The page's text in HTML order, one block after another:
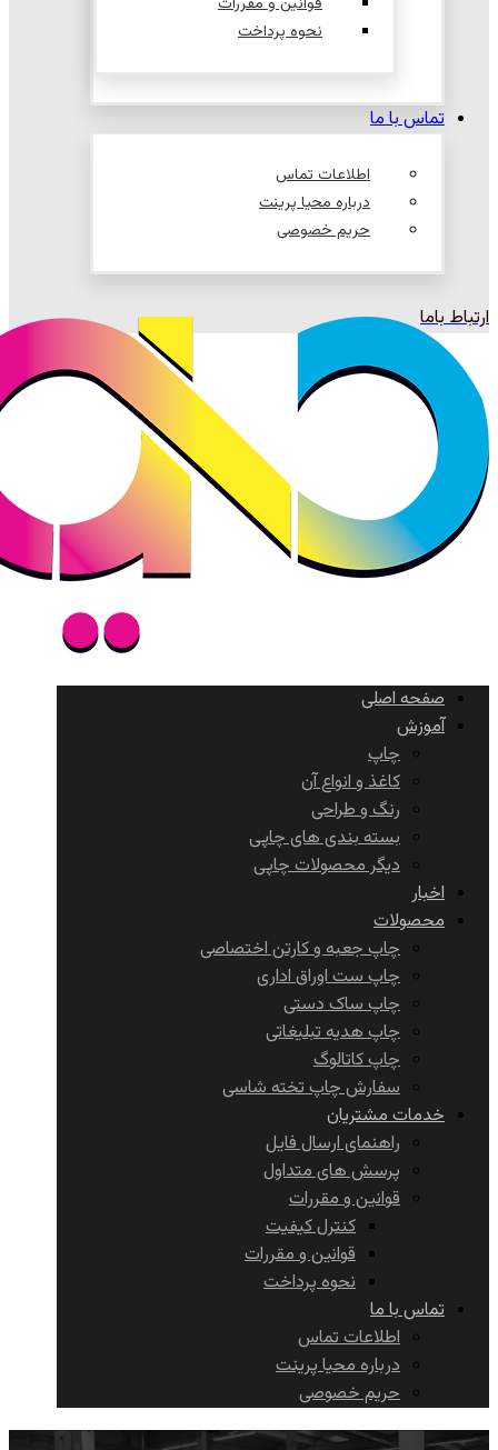
نحوه پرداخت
تماس با ما
اطلاعات تماس
درباره محیا پرینت
حریم خصوصی
ارتباط باما
صفحه اصلی
آموزش
چاپ
کاغذ و انواع آن
رنگ و طراحی
بسته بندی های چاپی
دیگر محصولات چاپی
اخبار
محصولات
چاپ جعبه و کارتن اختصاصی
چاپ ست اوراق اداری
چاپ ساک دستی
چاپ هدیه تبلیغاتی
چاپ کاتالوگ
سفارش چاپ تخته شاسی
خدمات مشتریان
راهنمای ارسال فایل
پرسش های متداول
قوانین و مقررات
کنترل کیفیت
قوانین و مقررات
نحوه پرداخت
تماس با ما
اطلاعات تماس
درباره محیا پرینت
حریم خصوصی